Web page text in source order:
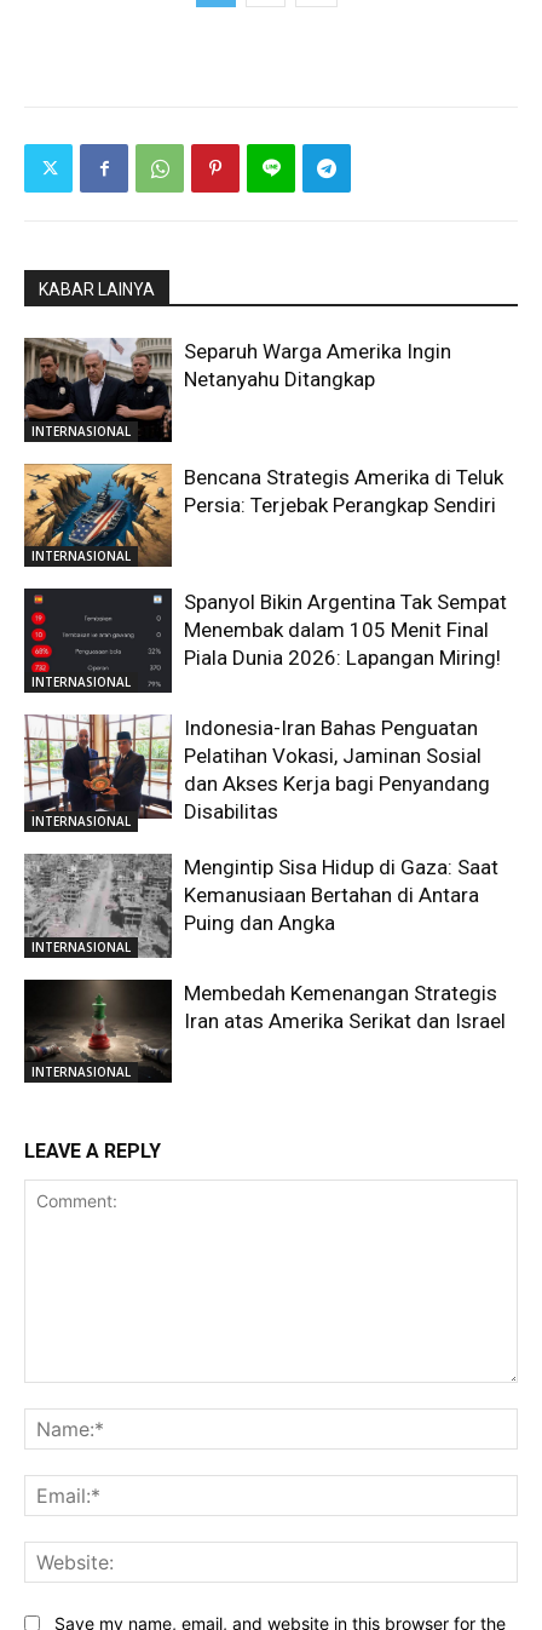
KABAR LAINYA
INTERNASIONAL
Separuh Warga Amerika Ingin
Netanyahu Ditangkap
INTERNASIONAL
Bencana Strategis Amerika di Teluk
Persia: Terjebak Perangkap Sendiri
INTERNASIONAL
Spanyol Bikin Argentina Tak Sempat
Menembak dalam 105 Menit Final
Piala Dunia 2026: Lapangan Miring!
INTERNASIONAL
Indonesia-Iran Bahas Penguatan
Pelatihan Vokasi, Jaminan Sosial
dan Akses Kerja bagi Penyandang
Disabilitas
INTERNASIONAL
Mengintip Sisa Hidup di Gaza: Saat
Kemanusiaan Bertahan di Antara
Puing dan Angka
INTERNASIONAL
Membedah Kemenangan Strategis
Iran atas Amerika Serikat dan Israel
LEAVE A REPLY
Save my name, email, and website in this browser for the